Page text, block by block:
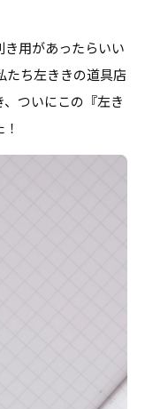
用があったらいい
たち左ききの道具店
ついにこの『左き